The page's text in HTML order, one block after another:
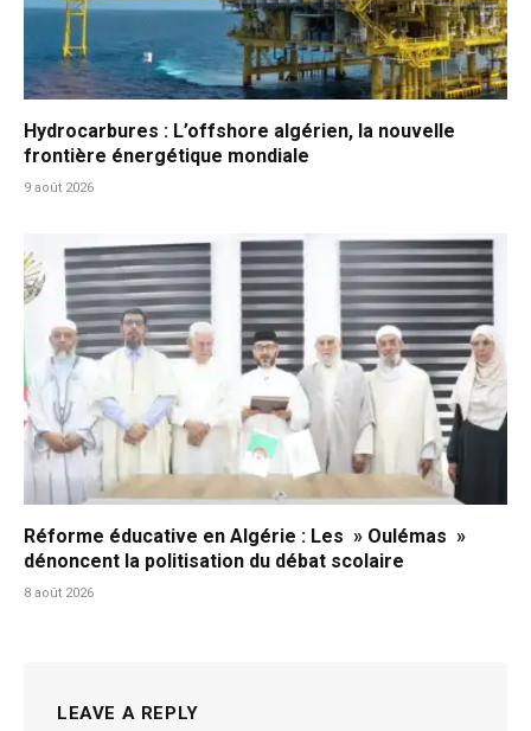
Hydrocarbures : L’offshore algérien, la nouvelle
frontière énergétique mondiale
9 août 2026
Réforme éducative en Algérie : Les » Oulémas »
dénoncent la politisation du débat scolaire
8 août 2026
LEAVE A REPLY